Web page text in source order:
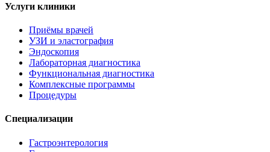
Услуги клиники
Приёмы врачей
УЗИ и эластография
Эндоскопия
Лабораторная диагностика
Функциональная диагностика
Комплексные программы
Процедуры
Специализации
Гастроэнтерология